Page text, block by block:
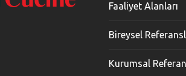
Faaliyet Alanları
Bireysel
Kurumsal